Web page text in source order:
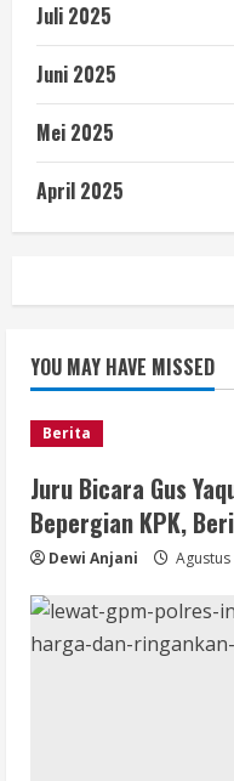
Juli 2025
Juni 2025
Mei 2025
April 2025
YOU MAY HAVE MISSED
Berita
Juru Bicara Gus
Bepergian KPK,
Dewi Anjani Agustus